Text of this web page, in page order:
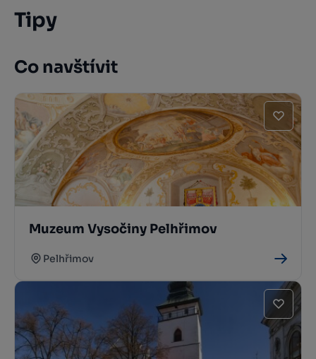
Tipy
Co navštívit
Muzeum Vysočiny Pelhřimov
Pelhřimov